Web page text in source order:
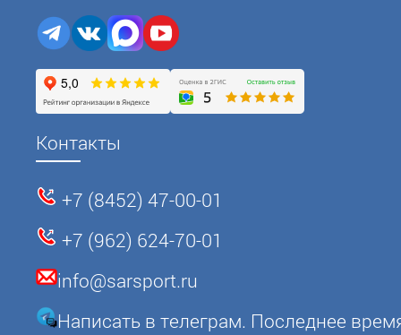
Контакты
+7 (8452) 47-00-01
+7 (962) 624-70-01
info@sarsport.ru
Написать в телеграм. Последнее